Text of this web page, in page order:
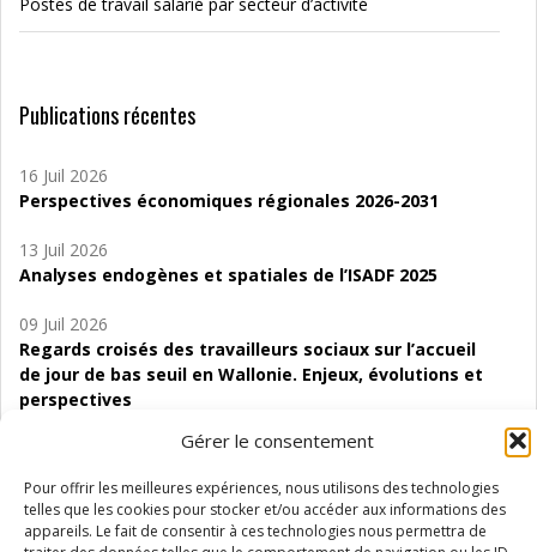
Gérer le consentement
Pour offrir les meilleures expériences, nous utilisons des technologies
telles que les cookies pour stocker et/ou accéder aux informations des
appareils. Le fait de consentir à ces technologies nous permettra de
Publications récentes
16 Juil 2026
Perspectives économiques régionales 2026-2031
13 Juil 2026
Analyses endogènes et spatiales de l’ISADF 2025
09 Juil 2026
Regards croisés des travailleurs sociaux sur l’accueil
de jour de bas seuil en Wallonie. Enjeux, évolutions et
perspectives
d’accompagnement à l’autocréation d’emploi (SAACE)
01 Juil 2026